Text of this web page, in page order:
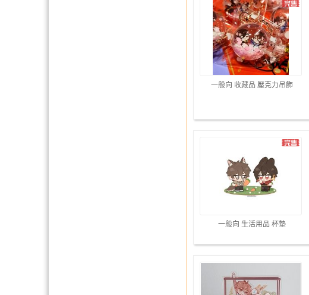
一般向 收藏品 壓克力吊飾
一般向 生活用品 杯墊